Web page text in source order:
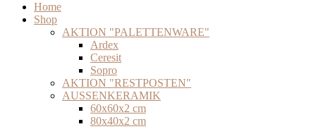
Home
Shop
AKTION "PALETTENWARE"
Ardex
Ceresit
Sopro
AKTION "RESTPOSTEN"
AUSSENKERAMIK
60x60x2 cm
80x40x2 cm